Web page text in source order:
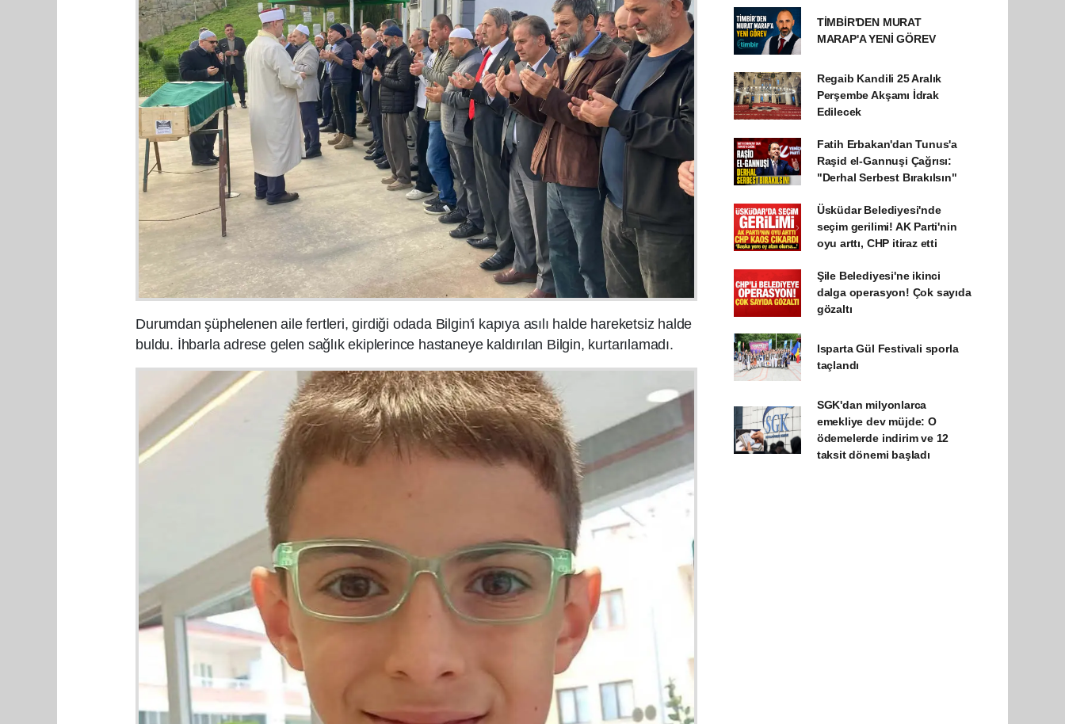
Durumdan şüphelenen aile fertleri, girdiği odada Bilgin'i kapıya asılı halde hareketsiz halde
buldu. İhbarla adrese gelen sağlık ekiplerince hastaneye kaldırılan Bilgin, kurtarılamadı.
TİMBİR'DEN MURAT
MARAP'A YENİ GÖREV
Regaib Kandili 25 Aralık
Perşembe Akşamı İdrak
Edilecek
Fatih Erbakan'dan Tunus'a
Raşid el-Gannuşi Çağrısı:
"Derhal Serbest Bırakılsın"
Üsküdar Belediyesi'nde
seçim gerilimi! AK Parti'nin
oyu arttı, CHP itiraz etti
Şile Belediyesi'ne ikinci
dalga operasyon! Çok sayıda
gözaltı
Isparta Gül Festivali sporla
taçlandı
SGK'dan milyonlarca
emekliye dev müjde: O
ödemelerde indirim ve 12
taksit dönemi başladı